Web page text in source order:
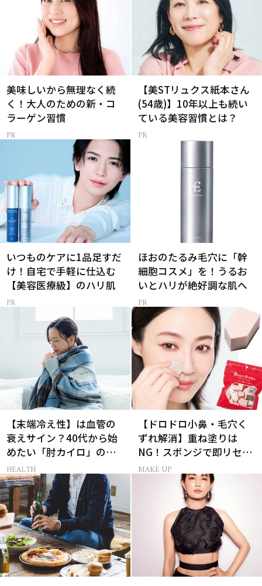
美味しいから無理なく続
く！大人のための新・コ
ラーゲン習慣
【美STリュクス紙本さん
(54歳)】10年以上も続い
ている美容習慣とは？
いつものケアに1品足すだ
け！自宅で手軽に仕込む
【美容医療級】のハリ肌
ほおのたるみ毛穴に「幹
細胞コスメ」を！うるお
いとハリが絶好調な肌へ
【末端冷え性】は血管の
衰えサイン？40代から始
めたい「肘カイロ」の新
常識
HEALTH
【ドロドロ小鼻・毛穴く
ずれ解消】重ね塗りは
NG！スポンジで即リセッ
トするプロ技
MAKE UP